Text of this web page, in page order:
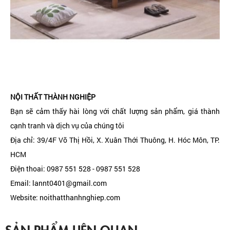
NỘI THẤT THÀNH NGHIỆP
Bạn sẽ cảm thấy hài lòng với chất lượng sản phẩm, giá thành
cạnh tranh và dịch vụ của chúng tôi
Địa chỉ: 39/4F Võ Thị Hồi, X. Xuân Thới Thuông, H. Hóc Môn, TP.
HCM
Điện thoai: 0987 551 528 - 0987 551 528
Email: lannt0401@gmail.com
Website: noithatthanhnghiep.com